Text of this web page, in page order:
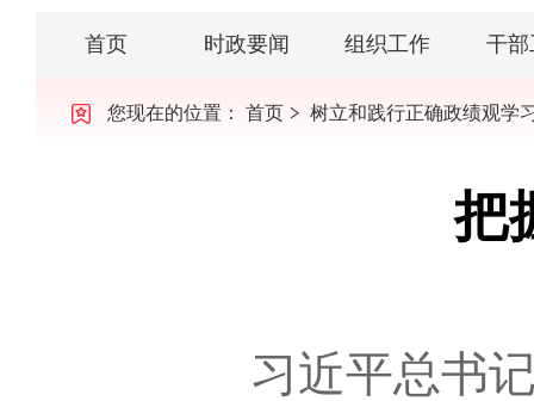
首页 时政要闻 组织工作 干部
您现在的位置： 首页 树立和践行正确政绩观学
把
习近平总书记